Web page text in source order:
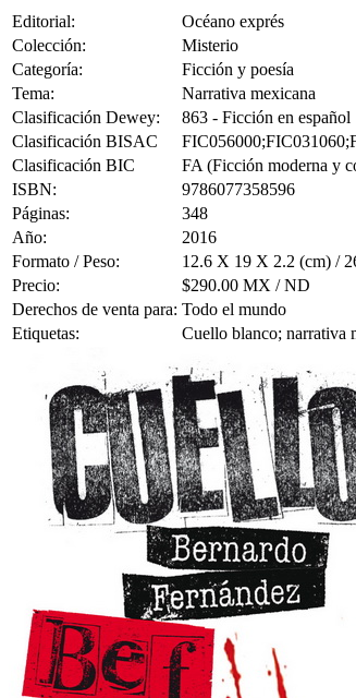
Editorial:
Océano exprés
Colección:
Misterio
Categoría:
Ficción y poesía
Tema:
Narrativa mexicana
Clasificación Dewey:
863 - Ficción en español
Clasificación BISAC
Clasificación BIC
FA (Ficción moderna y
ISBN:
9786077358596
Páginas:
348
Año:
2016
Formato / Peso:
12.6 X 19 X 2.2 (cm) /
Precio:
$290.00 MX / ND
Derechos de venta para: Todo el mundo
Etiquetas:
Cuello blanco; narrativa